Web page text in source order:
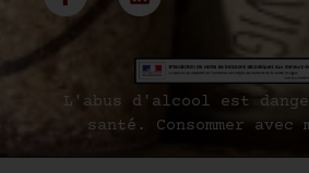
L'abus d'alcool est
santé. Consommer avec